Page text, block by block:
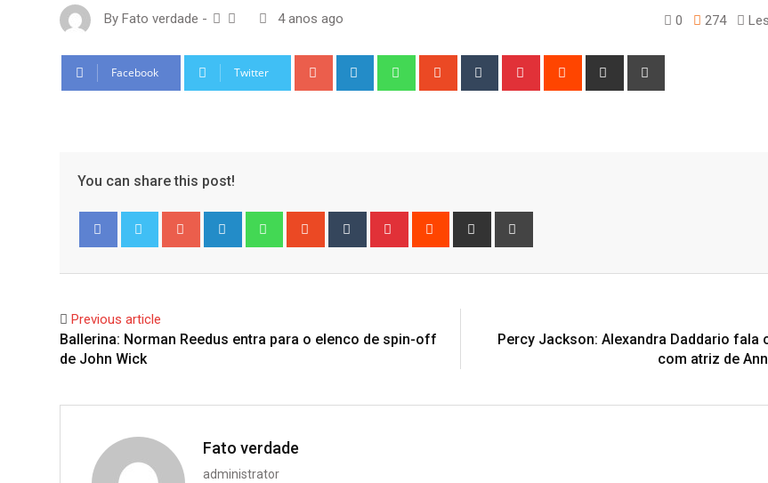
By Fato verdade - 4 anos ago 0 274
Facebook Twitter Google+ LinkedIn WhatsappStumbleUpon
Tumblr Pinterest Reddit
Share
You can share this post!
Google+ LinkedIn WhatsappStumbleUpon
Tumblr Pinterest Reddit
Share
Previous article
Ballerina: Norman Reedus entra para o elenco de spin-off
de John Wick
Percy Jackson: Alexandra Daddario fala
com atriz de
Fato verdade
administrator